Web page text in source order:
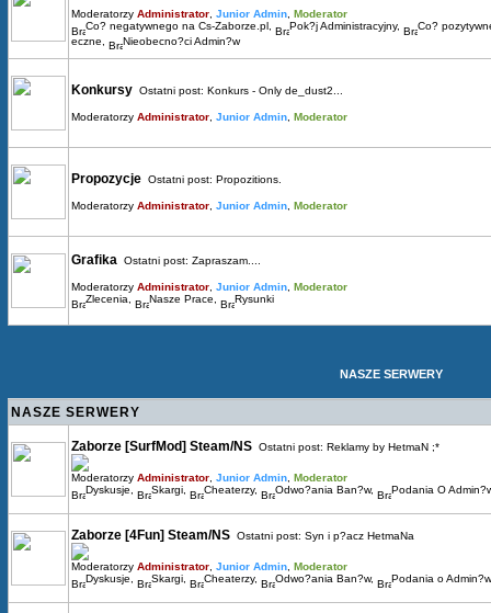
Moderatorzy Administrator Junior Admin Moderator
Co? negatywnego na Cs-Zaborze.pl
Pok?j Administracyjny,
Co?
eczne
Nieobecno?ci Admin?w
Konkursy Ostatni post: Konkurs - Only de_dust2...
Moderatorzy Administrator Junior Admin Moderator
Propozycje Ostatni post: Propozitions.
Moderatorzy Administrator Junior Admin Moderator
Grafika Ostatni post: Zapraszam....
Moderatorzy Administrator Junior Admin Moderator
Zlecenia
Nasze Prace Rysunki
NASZE SERWERY
NASZE SERWERY
Zaborze [SurfMod] Steam/NS Ostatni post: Reklamy by HetmaN ;*
Moderatorzy Administrator Junior Admin Moderator
Dyskusje
Skargi Cheaterzy, Odwo?ania Ban?w, Podania O
Zaborze [4Fun] Steam/NS Ostatni post: Syn i p?acz HetmaNa
Moderatorzy Administrator Junior Admin Moderator
Dyskusje
Skargi Cheaterzy, Odwo?ania Ban?w, Podania o Admin?w